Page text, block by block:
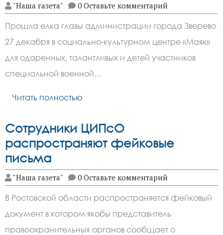
"Наша газета" 0 Оставьте комментарий
Прошла елка главы администрации города Зверево
27 декабря в социально-культурном центре «Маяк»
для одаренных, талантливых и детей участников
специальной военной…
Читать полностью
Сотрудники ЦИПсО
распространяют фейковые
письма
"Наша газета" 0 Оставьте комментарий
В Ростовской области распространяется фейковый
документ в котором якобы представитель
правоохранительных органов сообщает о